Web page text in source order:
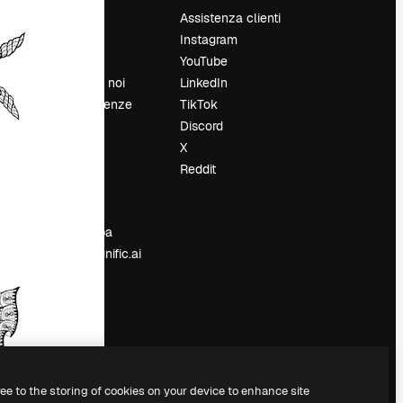
Lavora con noi
Cerca tendenze
Sala stampa
Cerchi magnific.ai
Assistenza clienti
Instagram
YouTube
LinkedIn
TikTok
Discord
X
Reddit
to the storing of cookies on your device to enhance site